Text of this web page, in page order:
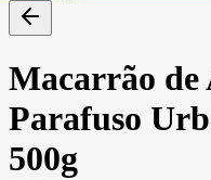
Macarrão
Parafuso
500g